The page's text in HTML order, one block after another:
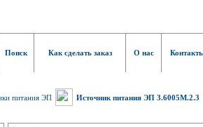
Поиск Как сделать заказ О нас
питания ЭП Источник питания ЭП 3.6005M.2.3